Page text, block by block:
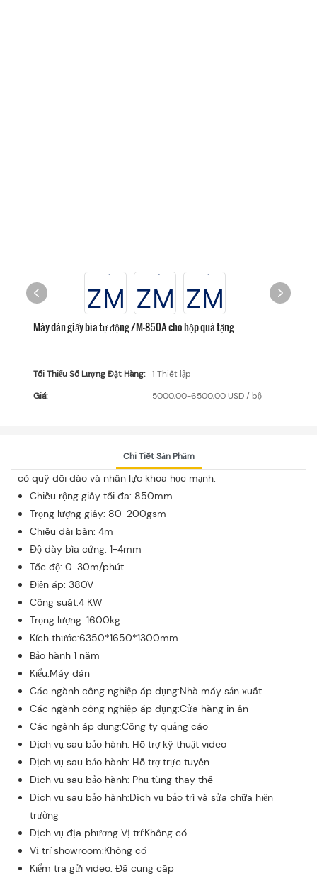
Máy dán giấy bìa tự động ZM-850A cho hộp quà tặng
Tối Thiểu Số Lượng Đặt Hàng:
1 Thiết lập
Giá:
5000,00-6500,00 USD / bộ
Chi Tiết Sản Phẩm
có quỹ dồi dào và nhân lực khoa học mạnh.
Chiều rộng giấy tối đa: 850mm
Trọng lượng giấy: 80-200gsm
Chiều dài bàn: 4m
Độ dày bìa cứng: 1-4mm
Tốc độ: 0-30m/phút
Điện áp: 380V
Công suất:4 KW
Trọng lượng: 1600kg
Kích thước:6350*1650*1300mm
Bảo hành 1 năm
Kiểu:Máy dán
Các ngành công nghiệp áp dụng:Nhà máy sản xuất
Các ngành công nghiệp áp dụng:Cửa hàng in ấn
Các ngành áp dụng:Công ty quảng cáo
Dịch vụ sau bảo hành: Hỗ trợ kỹ thuật video
Dịch vụ sau bảo hành: Hỗ trợ trực tuyến
Dịch vụ sau bảo hành: Phụ tùng thay thế
Dịch vụ sau bảo hành:Dịch vụ bảo trì và sửa chữa hiện
trường
Dịch vụ địa phương Vị trí:Không có
Vị trí showroom:Không có
Kiểm tra gửi video: Đã cung cấp